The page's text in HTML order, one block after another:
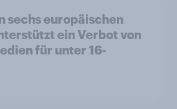
sechs europäischen
ein Verbot von
für unter 16-